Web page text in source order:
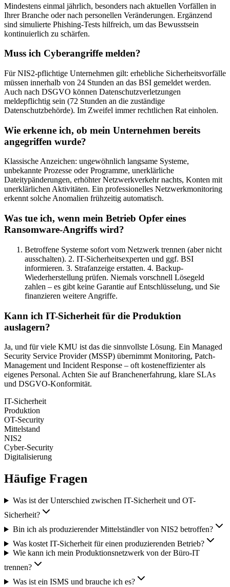
Mindestens einmal jährlich, besonders nach aktuellen Vorfällen in
Ihrer Branche oder nach personellen Veränderungen. Ergänzend
sind simulierte Phishing-Tests hilfreich, um das Bewusstsein
kontinuierlich zu schärfen.
Muss ich Cyberangriffe melden?
Für NIS2-pflichtige Unternehmen gilt: erhebliche Sicherheitsvorfälle
müssen innerhalb von 24 Stunden an das BSI gemeldet werden.
Auch nach DSGVO können Datenschutzverletzungen
meldepflichtig sein (72 Stunden an die zuständige
Datenschutzbehörde). Im Zweifel immer rechtlichen Rat einholen.
Wie erkenne ich, ob mein Unternehmen bereits
angegriffen wurde?
Klassische Anzeichen: ungewöhnlich langsame Systeme,
unbekannte Prozesse oder Programme, unerklärliche
Dateitypänderungen, erhöhter Netzwerkverkehr nachts, Konten mit
unerklärlichen Aktivitäten. Ein professionelles Netzwerkmonitoring
erkennt solche Anomalien frühzeitig automatisch.
Was tue ich, wenn mein Betrieb Opfer eines
Ransomware-Angriffs wird?
Betroffene Systeme sofort vom Netzwerk trennen (aber nicht
ausschalten). 2. IT-Sicherheitsexperten und ggf. BSI
informieren. 3. Strafanzeige erstatten. 4. Backup-
Wiederherstellung prüfen. Niemals vorschnell Lösegeld
zahlen – es gibt keine Garantie auf Entschlüsselung, und Sie
finanzieren weitere Angriffe.
Kann ich IT-Sicherheit für die Produktion
auslagern?
Ja, und für viele KMU ist das die sinnvollste Lösung. Ein Managed
Security Service Provider (MSSP) übernimmt Monitoring, Patch-
Management und Incident Response – oft kosteneffizienter als
eigenes Personal. Achten Sie auf Branchenerfahrung, klare SLAs
und DSGVO-Konformität.
IT-Sicherheit
Produktion
OT-Security
Mittelstand
NIS2
Cyber-Security
Digitalisierung
Häufige Fragen
Was ist der Unterschied zwischen IT-Sicherheit und OT-
Sicherheit?
Bin ich als produzierender Mittelständler von NIS2 betroffen?
Was kostet IT-Sicherheit für einen produzierenden Betrieb?
Wie kann ich mein Produktionsnetzwerk von der Büro-IT
trennen?
Was ist ein ISMS und brauche ich es?